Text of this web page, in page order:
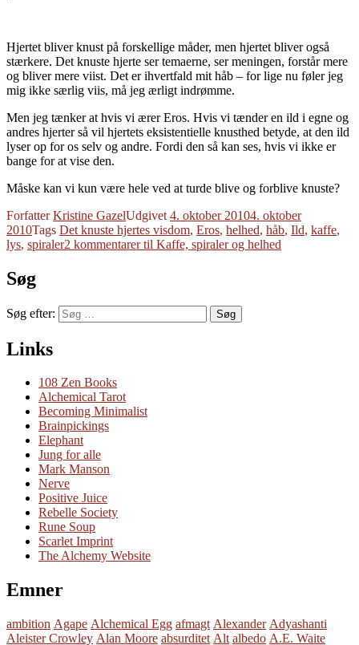
Hjertet bliver knust på forskellige måder, men hjertet bliver også
stærkere. Det knuste hjerte ser temaerne, ser meningen, forstår mere
og bliver mere viist. Det er ihvertfald mit håb – for lige nu føler jeg
mig ikke særlig viis, må jeg ærligt indrømme.
Men jeg tænker at hvis vi ærer Eros. Hvis vi tænder en ild i egne og
andres hjerter så vil hjertets eksistentielle knusthed betyde, at den ild
lyser op for os selv og andre. Fordi den så kan ses, hvis vi ikke er
bange for at vise den.
Måske kan vi kun være hele ved at turde blive og forblive knuste?
ForfatterKristine GazelUdgivet 4. oktober 20104. oktober
2010Tags Det knuste hjertes visdom, Eros, helhed, håb, Ild, kaffe,
lys, spiraler2 kommentarertil Kaffe, spiraler og helhed
Søg
Søg efter: Søg
Links
108 Zen Books
Alchemical Tarot
Becoming Minimalist
Brainpickings
Elephant
Jung for alle
Mark Manson
Nerve
Positive Juice
Rebelle Society
Rune Soup
Scarlet Imprint
The Alchemy Website
Emner
ambition Agape Alchemical Egg afmagt Alexander Adyashanti
Aleister Crowley Alan Moore absurditet Alt albedo A.E. Waite